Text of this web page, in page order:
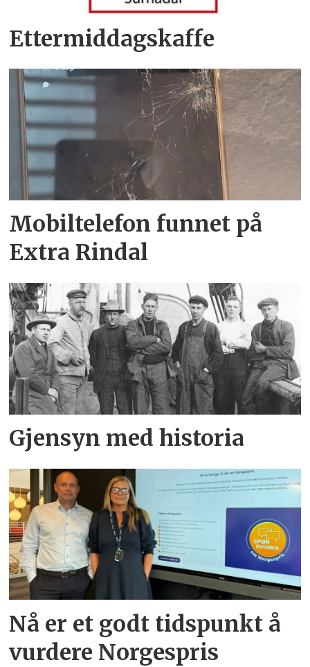
Ettermiddagskaffe
Mobiltelefon funnet på
Extra Rindal
Gjensyn med historia
Nå er et godt tidspunkt å
vurdere Norgespris